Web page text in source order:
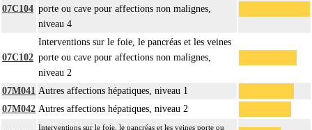
07C104 porte ou cave pour affections non malignes,
niveau 4
07C102
Interventions sur le foie, le pancréas et les veines
porte ou cave pour affections non malignes,
niveau 2
07M041 Autres affections hépatiques, niveau 1
07M042 Autres affections hépatiques, niveau 2
Interventions sur le foie, le pancréas et les veines porte ou